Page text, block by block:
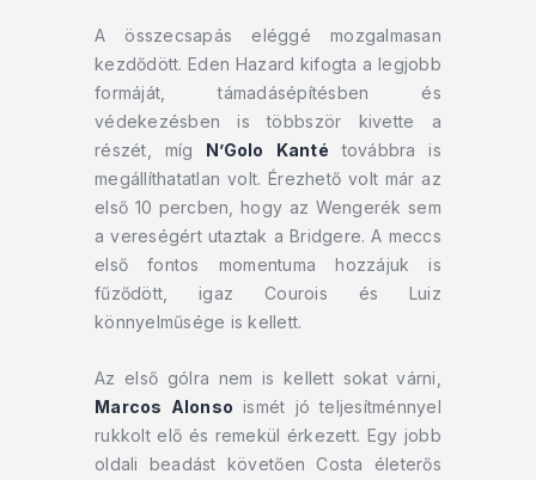
A összecsapás eléggé mozgalmasan
kezdődött. Eden Hazard kifogta a legjobb
formáját, támadásépítésben és
védekezésben is többször kivette a
részét, míg N’Golo Kanté továbbra is
megállíthatatlan volt. Érezhető volt már az
első 10 percben, hogy az Wengerék sem
a vereségért utaztak a Bridgere. A meccs
első fontos momentuma hozzájuk is
fűződött, igaz Courois és Luiz
könnyelműsége is kellett.
Az első gólra nem is kellett sokat várni,
Marcos Alonso ismét jó teljesítménnyel
rukkolt elő és remekül érkezett. Egy jobb
oldali beadást követően Costa életerős